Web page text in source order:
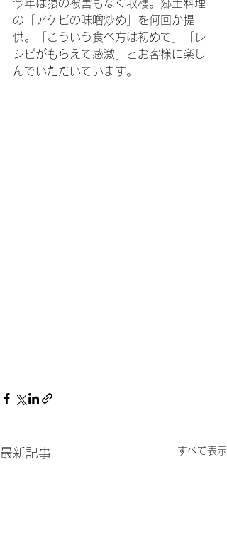
今年は猿の被害もなく収穫。郷土料理
の「アケビの味噌炒め」を何回か提
供。「こういう食べ方は初めて」「レ
シピがもらえて感激」とお客様に楽し
んでいただいています。
最新記事 すべて表示